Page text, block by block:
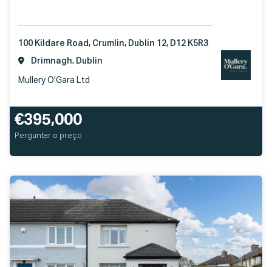
100 Kildare Road, Crumlin, Dublin 12, D12 K5R3
Drimnagh, Dublin
Mullery O'Gara Ltd
€395,000
Perguntar o preço